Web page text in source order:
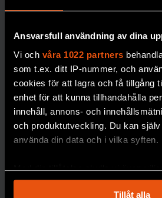
Ansvarsfull användning av dina
Vi och våra 1022 partners
som t.ex. ditt IP-nummer, och
cookies för att lagra och få tillgång
enhet för att kunna tillhandahålla
innehåll, annons- och
och produktutveckling. Du kan
använda din data och i vilka syften.
Med din tillåtelse skulle vi även
Tillåt alla
Nytt